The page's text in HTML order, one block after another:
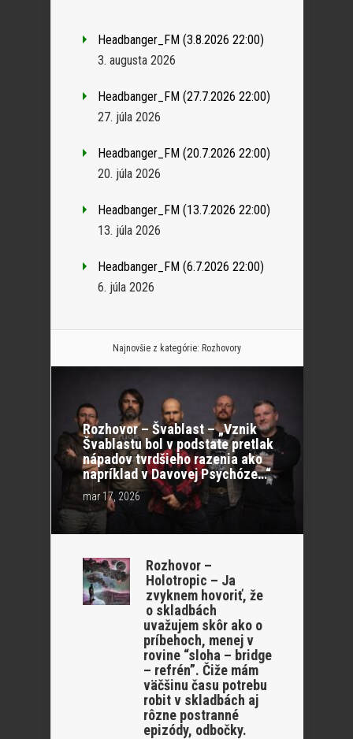
Headbanger_FM (3.8.2026 22:00)
3. augusta 2026
Headbanger_FM (27.7.2026 22:00)
27. júla 2026
Headbanger_FM (20.7.2026 22:00)
20. júla 2026
Headbanger_FM (13.7.2026 22:00)
13. júla 2026
Headbanger_FM (6.7.2026 22:00)
6. júla 2026
Najnovšie z kategórie: Rozhovory
Rozhovor – Švablast – „Vznik
Švablastu bol v podstate pretlak
nápadov tvrdšieho razenia ako
napríklad v Davovej Psychóze…“
mar 17, 2026
Rozhovor –
Holotropic – Ja
zvyknem hovoriť, že
o skladbách
uvažujem skôr ako o
príbehoch, menej v
rovine “sloha – bridge
– refrén”. Čiže mám
väčšinu času potrebu
robit v skladbách aj
rôzne postranné
epizódy, odbočky.